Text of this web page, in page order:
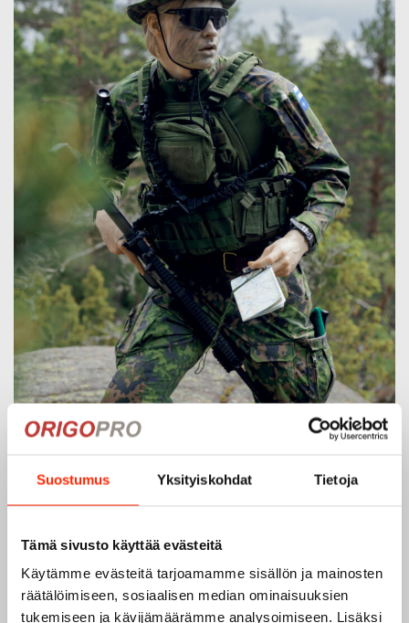
Suostumus Yksityiskohdat Tietoja
Tämä sivusto käyttää evästeitä
Käytämme evästeitä tarjoamamme sisällön ja mainosten
räätälöimiseen, sosiaalisen median ominaisuuksien
tukemiseen ja kävijämäärämme analysoimiseen. Lisäksi
Origopro – Suomalainen laatumerkki vuodesta
Origoproon suomalainen turvallisuus- ja
ulkoiluvaatetukseen erikoistunut yritys, joka on toiminut